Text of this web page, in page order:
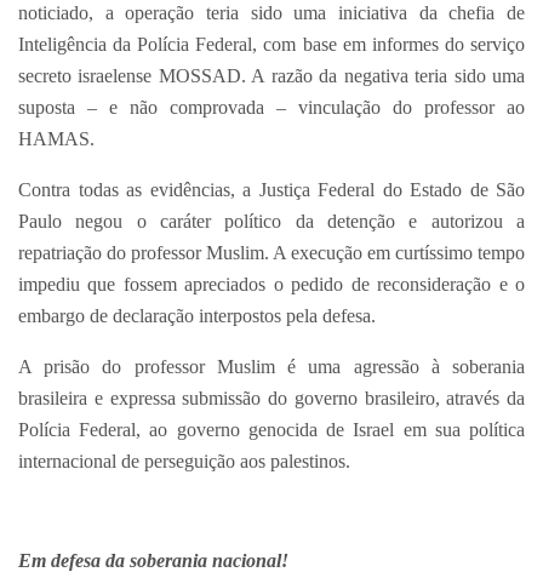
noticiado, a operação teria sido uma iniciativa da chefia de
Inteligência da Polícia Federal, com base em informes do serviço
secreto israelense MOSSAD. A razão da negativa teria sido uma
suposta – e não comprovada – vinculação do professor ao
HAMAS.
Contra todas as evidências, a Justiça Federal do Estado de São
Paulo negou o caráter político da detenção e autorizou a
repatriação do professor Muslim. A execução em curtíssimo tempo
impediu que fossem apreciados o pedido de reconsideração e o
embargo de declaração interpostos pela defesa.
A prisão do professor Muslim é uma agressão à soberania
brasileira e expressa submissão do governo brasileiro, através da
Polícia Federal, ao governo genocida de Israel em sua política
internacional de perseguição aos palestinos.
Em defesa da soberania nacional!